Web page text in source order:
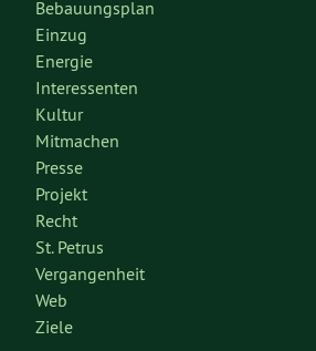
Bebauungsplan
Einzug
Energie
Interessenten
Kultur
Mitmachen
Presse
Projekt
Recht
St. Petrus
Vergangenheit
Web
Ziele